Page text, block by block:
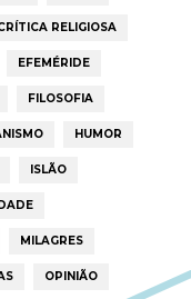
RELIGIOSA
EFEMÉRIDE
FILOSOFIA
HUMOR
ISLÃO
MILAGRES
OPINIÃO